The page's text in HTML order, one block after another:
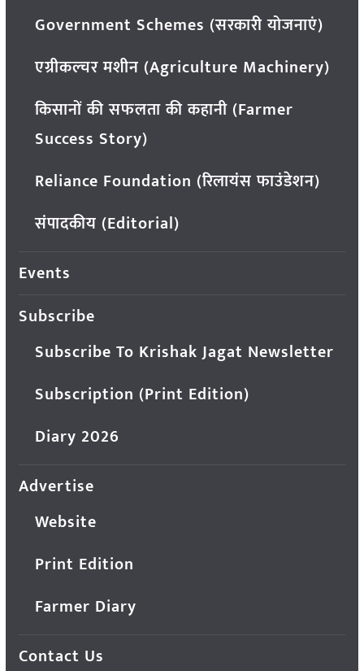
Government Schemes (सरकारी योजनाएं)
एग्रीकल्चर मशीन (Agriculture Machinery)
किसानों की सफलता की कहानी (Farmer
Success Story)
Reliance Foundation (रिलायंस फाउंडेशन)
संपादकीय (Editorial)
Events
Subscribe
Subscribe To Krishak Jagat Newsletter
Subscription (Print Edition)
Diary 2026
Advertise
Website
Print Edition
Farmer Diary
Contact Us